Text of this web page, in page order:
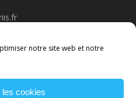
notre site web et notre
cookies